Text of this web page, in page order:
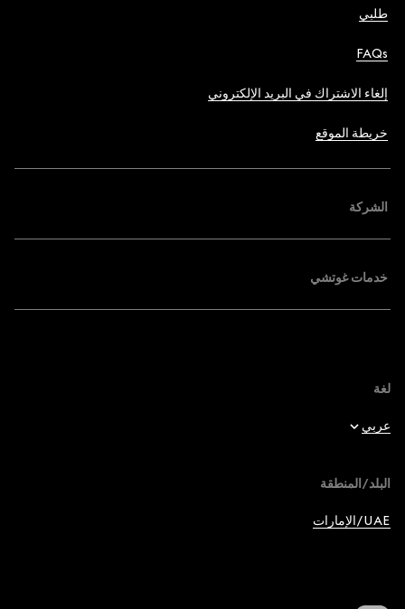
طلبي
FAQs
إلغاء الاشتراك في البريد الإلكتروني
خريطة الموقع
الشركة
خدمات غوتشي
لغة
عربي
عربي
Deutsch
البلد/المنطقة
UAE/الإمارات